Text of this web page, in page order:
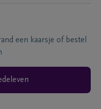
een kaarsje of bestel